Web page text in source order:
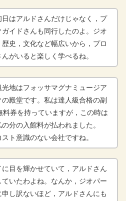
日はアルドさんだけじゃなく，プ
ガイドさんも同行したのよ。ジオ
史，文化など幅広いから，プロ
がいると楽しく学べるね。
地はフォッサマグナミュージア
の殿堂です。私は達人級合格の副
料券を持っていますが，この時は
分の入館料が払われました。
ト意識のない会社ですね。
目を輝かせていて，アルドさん
ていたわよね。なんか，ジオパー
し訳ないほど，アルドさんにも